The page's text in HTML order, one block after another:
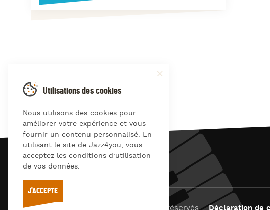
JAZZ4YOU
Utilisations des cookies
Nous utilisons des cookies pour
améliorer votre expérience et vous
fournir un contenu personnalisé. En
utilisant le site de Jazz4you, vous
acceptez les conditions d’utilisation
de vos données.
J'ACCEPTE